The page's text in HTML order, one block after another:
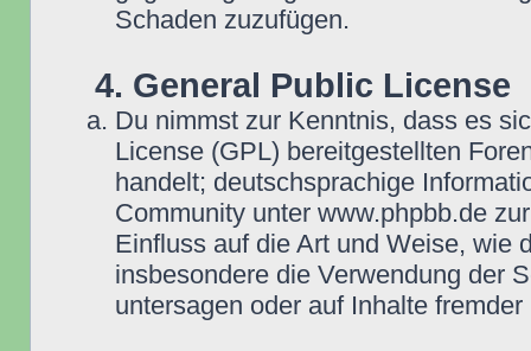
Schaden zuzufügen.
4. General Public License
Du nimmst zur Kenntnis, dass es
License (GPL) bereitgestellten
handelt; deutschsprachige
Community unter www.phpbb.de
Einfluss auf die Art und Weise, wie
insbesondere die Verwendung der
untersagen oder auf Inhalte